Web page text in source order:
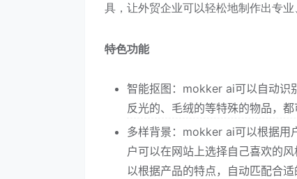
具，让外贸企业可以轻松地制作出专
特色功能
智能抠图：mokker ai可以自动识
反光的、毛绒的等特殊的物品，
多样背景：mokker ai可以根据用
户可以在网站上选择自己喜欢的
以根据产品的特点，自动匹配合